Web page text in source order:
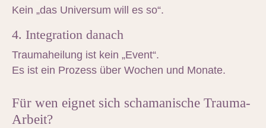
Kein „das Universum will es so“.
4. Integration danach
Traumaheilung ist kein „Event“.
Es ist ein Prozess über Wochen und Monate.
Für wen eignet sich schamanische Trauma-
Arbeit?